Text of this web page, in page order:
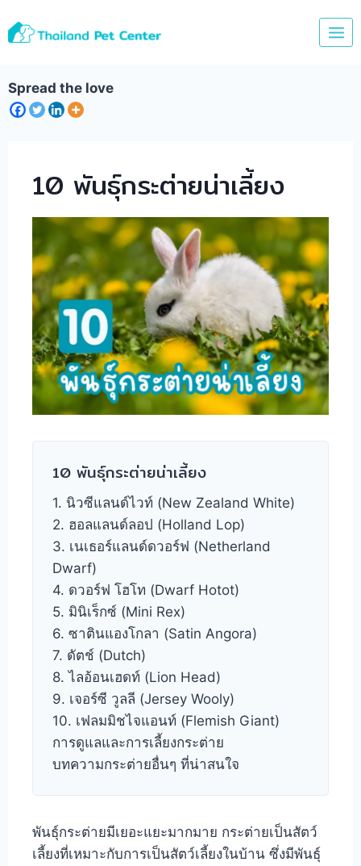
to
Spread the love
10 พันธุ์กระต่ายน่าเลี้ยง
10 พันธุ์กระต่ายน่าเลี้ยง
1. นิวซีแลนด์ไวท์ (New Zealand White)
2. ฮอลแลนด์ลอป (Holland Lop)
3. เนเธอร์แลนด์ดวอร์ฟ (Netherland
Dwarf)
4. ดวอร์ฟ โฮโท (Dwarf Hotot)
5. มินิเร็กซ์ (Mini Rex)
6. ซาตินแองโกลา (Satin Angora)
7. ดัตช์ (Dutch)
8. ไลอ้อนเฮดท์ (Lion Head)
9. เจอร์ซี วูลลี (Jersey Wooly)
10. เฟลมมิชไจแอนท์ (Flemish Giant)
การดูแลและการเลี้ยงกระต่าย
บทความกระต่ายอื่นๆ ที่น่าสนใจ
พันธุ์กระต่ายมีเยอะแยะมากมาย กระต่ายเป็นสัตว์
เลี้ยงที่เหมาะกับการเป็นสัตว์เลี้ยงในบ้าน ซึ่งมีพันธุ์